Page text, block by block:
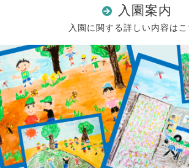
入園案内
入園に関する詳しい内容はこ